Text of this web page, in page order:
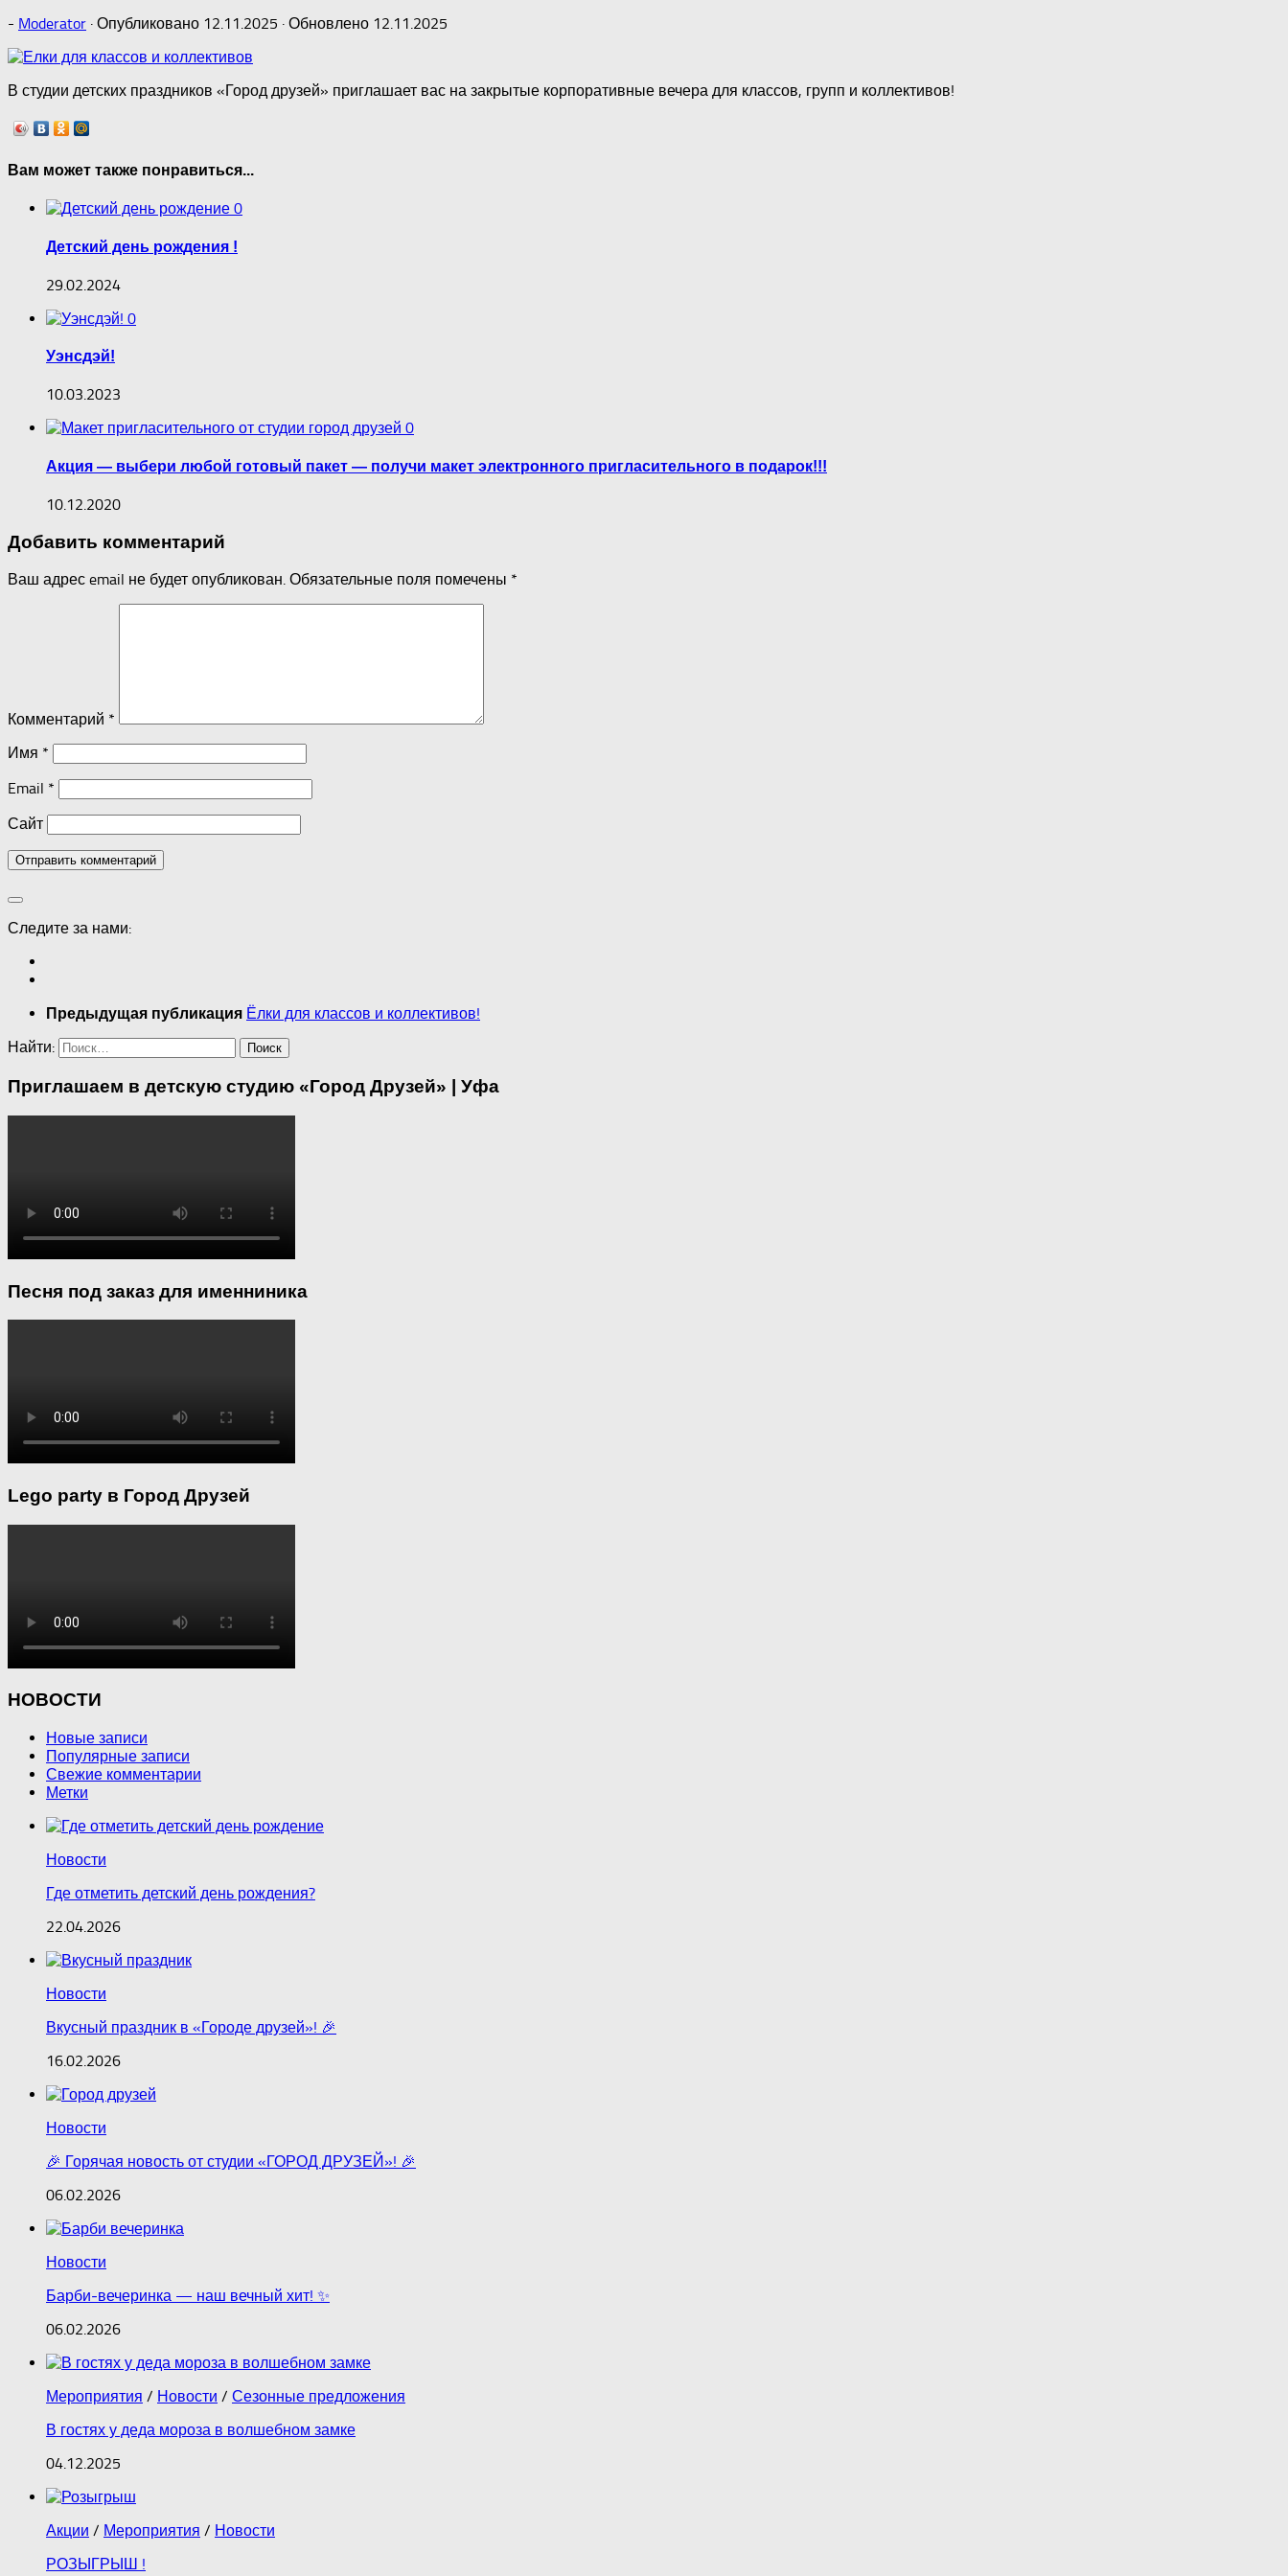
- Moderator · Опубликовано 12.11.2025 · Обновлено 12.11.2025
В студии детских праздников «Город друзей» приглашает вас на закрытые корпоративные вечера для классов, групп и коллективов!
Вам может также понравиться...
0
Детский день рождения !
29.02.2024
0
Уэнсдэй!
10.03.2023
0
Акция — выбери любой готовый пакет — получи макет электронного пригласительного в подарок!!!
10.12.2020
Добавить комментарий
Ваш адрес email не будет опубликован. Обязательные поля помечены *
Комментарий *
Имя *
Email *
Сайт
Следите за нами:
Предыдущая публикация Ёлки для классов и коллективов!
Найти:
Приглашаем в детскую студию «Город Друзей» | Уфа
Песня под заказ для именниника
Lego party в Город Друзей
НОВОСТИ
Новые записи
Популярные записи
Свежие комментарии
Метки
Новости
Где отметить детский день рождения?
22.04.2026
Новости
Вкусный праздник в «Городе друзей»! 🎉
16.02.2026
Новости
🎉 Горячая новость от студии «ГОРОД ДРУЗЕЙ»! 🎉
06.02.2026
Новости
Барби‑вечеринка — наш вечный хит! ✨
06.02.2026
Мероприятия / Новости / Сезонные предложения
В гостях у деда мороза в волшебном замке
04.12.2025
Акции / Мероприятия / Новости
РОЗЫГРЫШ !